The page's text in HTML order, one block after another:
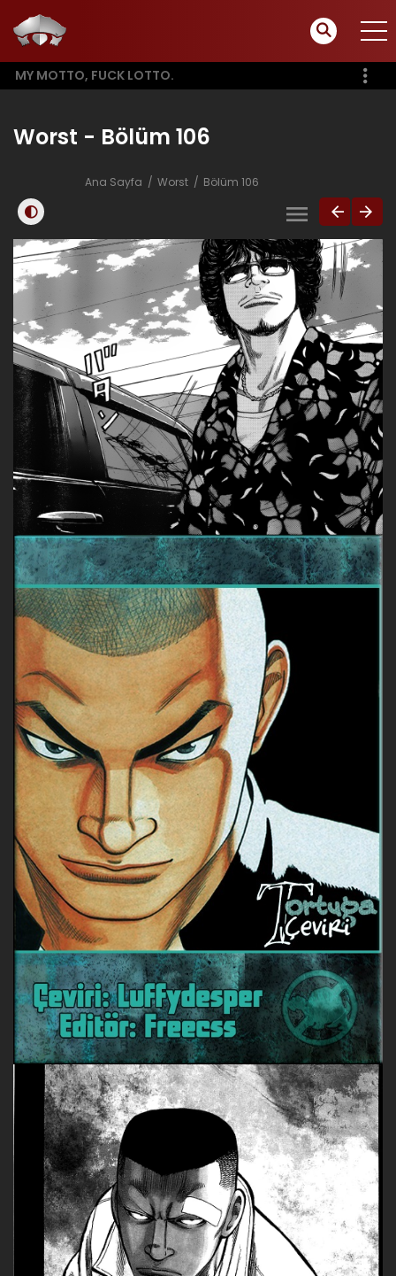
MY MOTTO, FUCK LOTTO.
Worst - Bölüm 106
Ana Sayfa Worst Bölüm 106